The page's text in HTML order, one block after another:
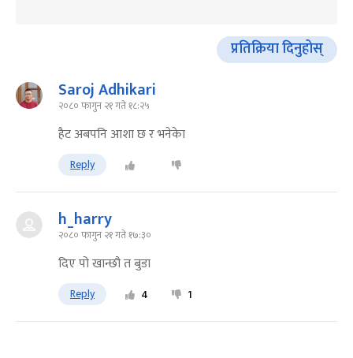
प्रतिक्रिया दिनुहोस्
Saroj Adhikari
२०८० फागुन २१ गते १८:२५
हैट अबपनि आशा छ र भनेकेा
Reply
h_harry
२०८० फागुन २१ गते १७:३०
दिए पो खान्छौ त बुडा
Reply 4 1